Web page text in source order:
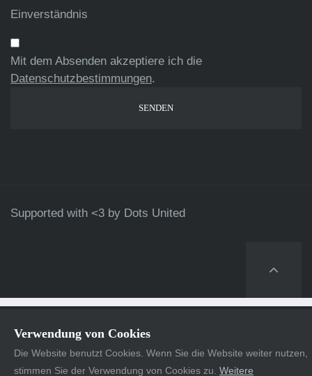
Einverständnis
Mit dem Absenden akzeptiere ich die
Datenschutzbestimmungen.
Supported with <3 by Dots United
Verwendung von Cookies
Die Website benutzt Cookies. Wenn Sie die Website weiter nutzen,
stimmen Sie der Verwendung von Cookies zu. Weitere